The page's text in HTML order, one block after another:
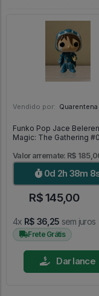
Vendido por: Quarentena Geek
Funko Pop Jace
Magic: The
Valor arremate: R$
0d 2h 38m
R$ 145,00
4x R$ 36,25 sem juros
Frete Grátis
Dar lance